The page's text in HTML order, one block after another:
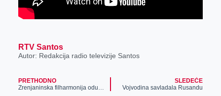
RTV Santos
Autor: Redakcija radio televizije Santos
PRETHODNO
Zrenjaninska filharmonija oduševila posetioce u Žitištu
SLEDEĆE
Vojvodina savladala Rusandu